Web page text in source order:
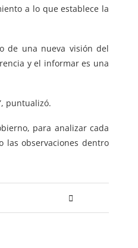
a lo que establece la
de una nueva visión del
y el informar es una
puntualizó.
para analizar cada
las observaciones dentro